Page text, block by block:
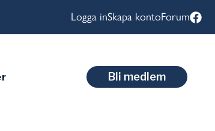
Logga inSkapa kontoForum
Bli medlem